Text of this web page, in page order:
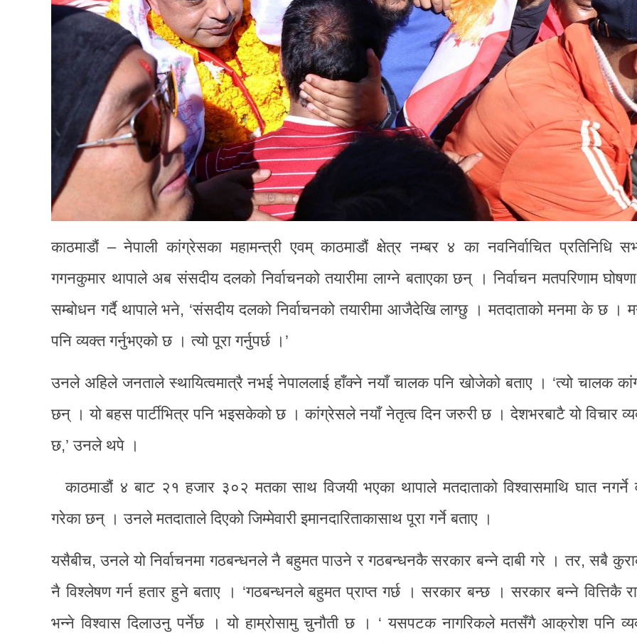
काठमाडौं – नेपाली कांग्रेसका महामन्त्री एवम् काठमाडौं क्षेत्र नम्बर ४ का नवनिर्वाचित प्रतिनिधि
गगनकुमार थापाले अब संसदीय दलको निर्वाचनको तयारीमा लाग्ने बताएका छन् । निर्वाचन मतपरिणाम
सम्बोधन गर्दै थापाले भने, ‘संसदीय दलको निर्वाचनको तयारीमा आजैदेखि लाग्छु । मतदाताको मनमा के छ ।
पनि व्यक्त गर्नुभएको छ । त्यो पूरा गर्नुपर्छ ।’
उनले अहिले जनताले स्थायित्वमात्रै नभई नेपाललाई हाँक्ने नयाँ चालक पनि खोजेको बताए । ‘त्यो चालक
छन् । यो बहस पार्टीभित्र पनि भइसकेको छ । कांग्रेसले नयाँ नेतृत्व दिन जरुरी छ । देशभरबाटै यो विचार
छ,’ उनले थपे ।
काठमाडौं ४ बाट २१ हजार ३०२ मतका साथ विजयी भएका थापाले मतदाताको विश्वासमाथि घात नगर्ने
गरेका छन् । उनले मतदाताले दिएको जिम्मेवारी इमानदारिताकासाथ पूरा गर्ने बताए ।
यसैबीच, उनले यो निर्वाचनमा गठबन्धनले नै बहुमत पाउने र गठबन्धनकै सरकार बन्ने दाबी गरे । तर, सबै
नै विश्लेषण गर्न हतार हुने बताए । ‘गठबन्धनले बहुमत प्राप्त गर्छ । सरकार बन्छ । सरकार बन्ने वित्तिकै
भन्ने विश्वास दिलाउनु पर्नेछ । यो हाम्रोसामु चुनौती छ । ‘ यसपटक नागरिकले मतसँगै आक्रोश पनि